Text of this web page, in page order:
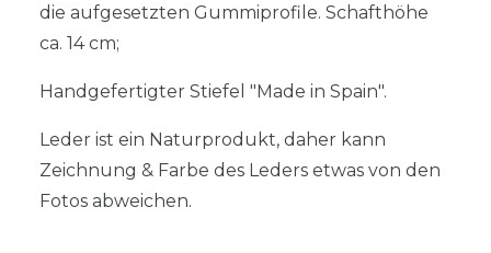
die aufgesetzten Gummiprofile. Schafthöhe
ca. 14 cm;
Handgefertigter Stiefel "Made in Spain".
Leder ist ein Naturprodukt, daher kann
Zeichnung & Farbe des Leders etwas von den
Fotos abweichen.